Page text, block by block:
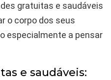
gratuitas e saudáveis
o corpo dos seus
especialmente a pensar
e saudáveis: